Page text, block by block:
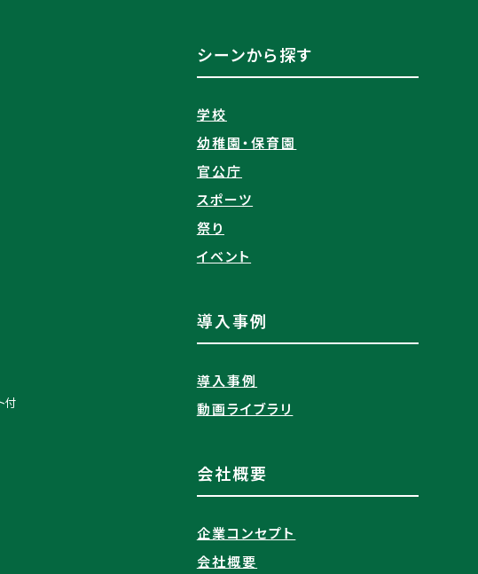
付
シーンから探す
学校
幼稚園・保育園
官公庁
スポーツ
祭り
イベント
導入事例
導入事例
動画ライブラリ
会社概要
企業コンセプト
会社概要